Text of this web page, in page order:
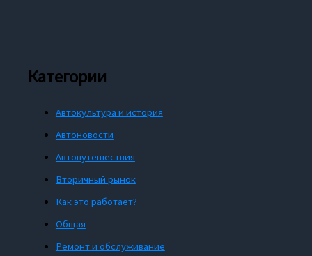
Категории
Автокультура и история
Автоновости
Автопутешествия
Вторичный рынок
Как это работает?
Общая
Ремонт и обслуживание